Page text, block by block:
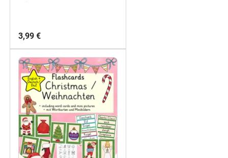
3,99 €